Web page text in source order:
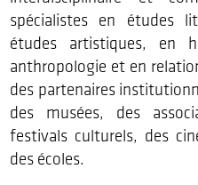
spécialistes en études
études artistiques, en
anthropologie et en
des partenaires
des musées, des
festivals culturels, des
des écoles.